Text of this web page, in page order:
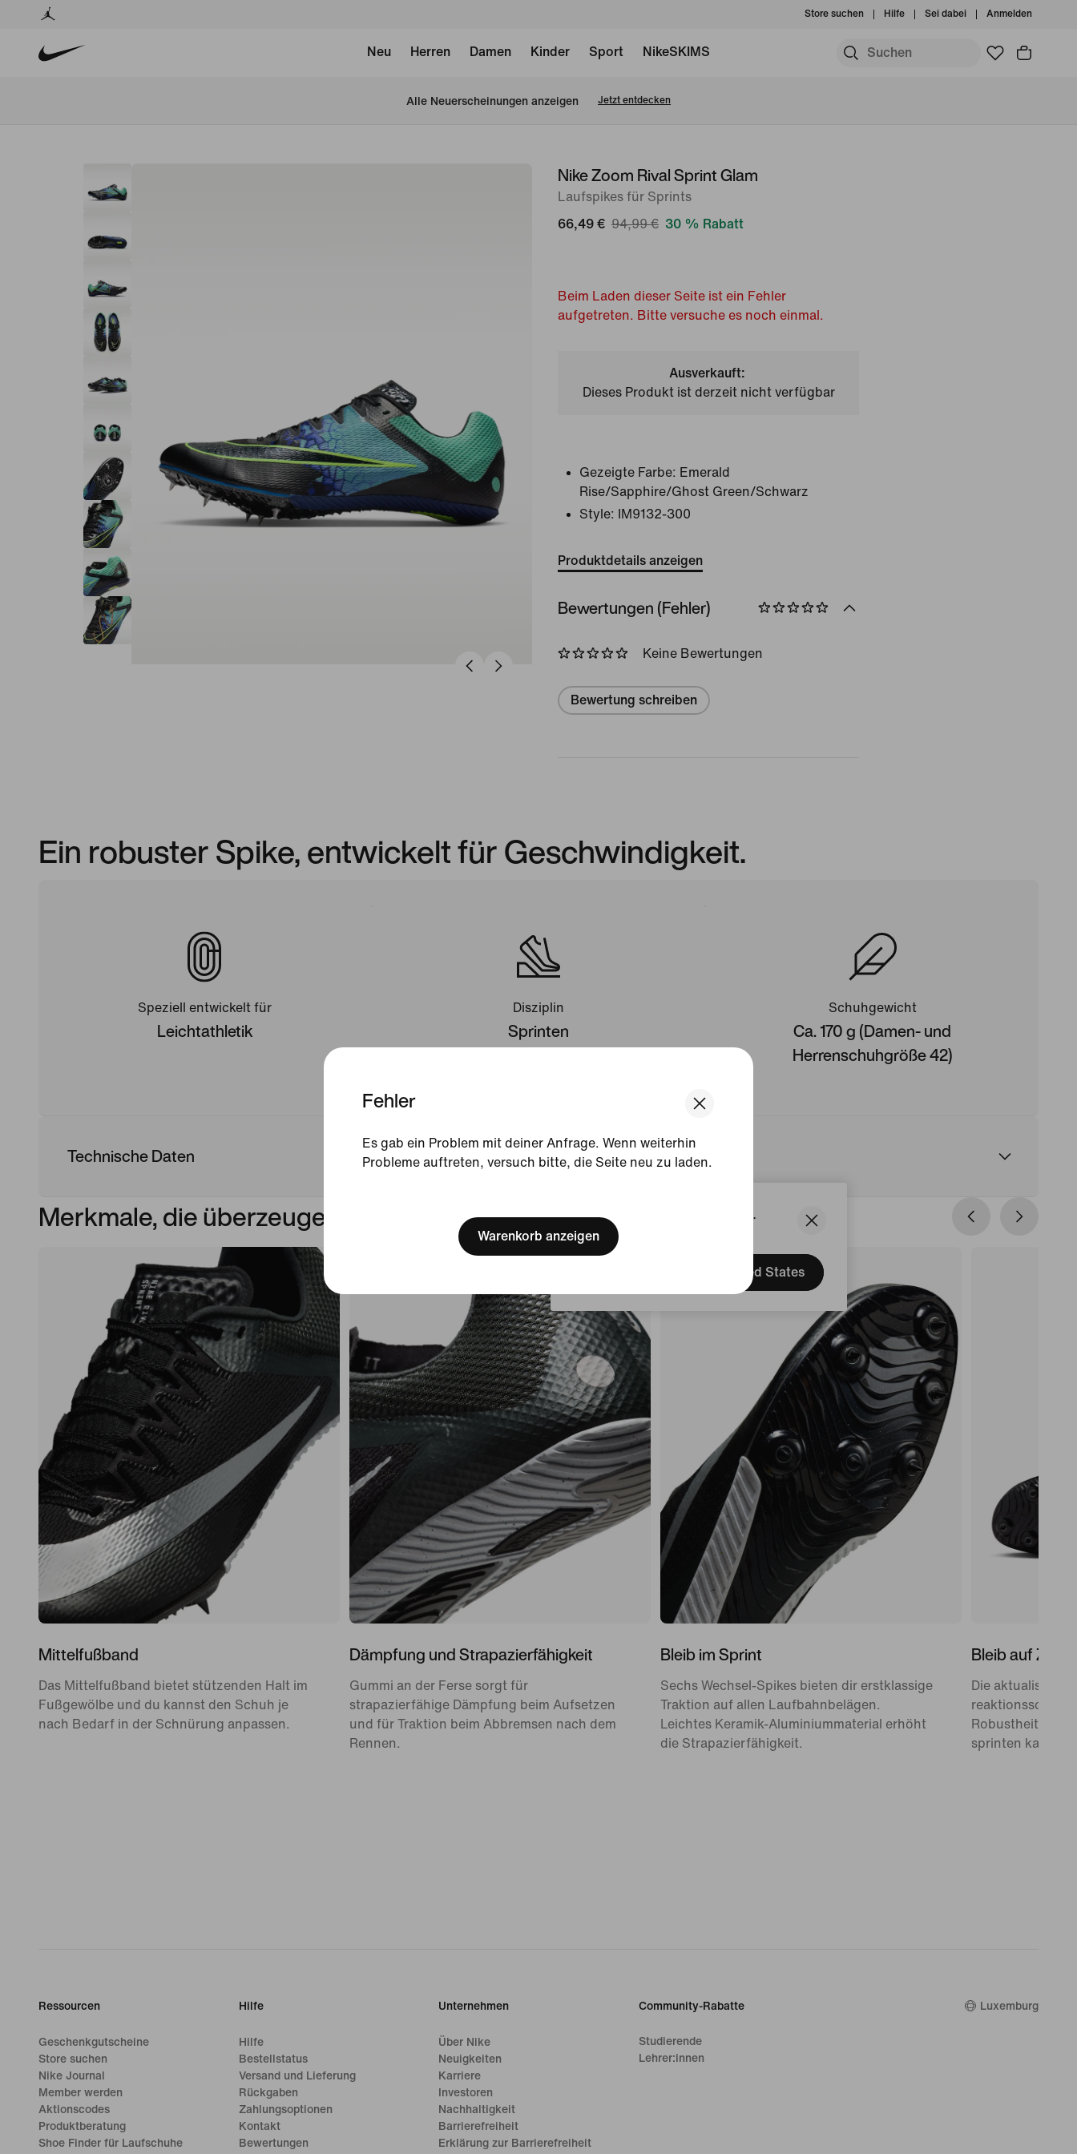
We think you are in United States.
Update your location?
United States
Fehler
Es gab ein Problem mit deiner Anfrage. Wenn weiterhin
Probleme auftreten, versuch bitte, die Seite neu zu laden.
Warenkorb anzeigen
Store suchen Hilfe Sei dabei Anmelden
Neu Herren Damen Kinder Sport NikeSKIMS
Alle Neuerscheinungen anzeigen Jetzt entdecken
Bild 1Nike Zoom Rival Sprint Glam
Laufspikes für Sprints
66,49 € 94,99 € 30 % Rabatt
Beim Laden dieser Seite ist ein Fehler
aufgetreten. Bitte versuche es noch einmal.
Ausverkauft:
Dieses Produkt ist derzeit nicht verfügbar
Gezeigte Farbe: Emerald
Rise/Sapphire/Ghost Green/Schwarz
Style:
IM9132-300
Produktdetails anzeigen
Bewertungen (Fehler)
Keine Bewertungen
Bewertung schreiben
Ein robuster Spike, entwickelt für Geschwindigkeit.
Speziell entwickelt für
Leichtathletik
Disziplin
Sprinten
Schuhgewicht
Ca. 170 g (Damen- und
Herrenschuhgröße 42)
Technische Daten
Merkmale, die überzeugen
Mittelfußband
Das Mittelfußband bietet stützenden Halt im
Fußgewölbe und du kannst den Schuh je
nach Bedarf in der Schnürung anpassen.
Dämpfung und Strapazierfähigkeit
Gummi an der Ferse sorgt für
strapazierfähige Dämpfung beim Aufsetzen
und für Traktion beim Abbremsen nach dem
Rennen.
Bleib im Sprint
Sechs Wechsel-Spikes bieten dir erstklassige
Traktion auf allen Laufbahnbelägen.
Leichtes Keramik-Aluminiummaterial erhöht
die Strapazierfähigkeit.
Bleib auf Zack
Die aktualisierte
reaktionsschnell
Robustheit,
sprinten kannst.
Ressourcen
Geschenkgutscheine
Store suchen
Nike Journal
Member werden
Aktionscodes
Produktberatung
Shoe Finder für Laufschuhe
Hilfe
Hilfe
Bestellstatus
Versand und Lieferung
Rückgaben
Zahlungsoptionen
Kontakt
Bewertungen
Unternehmen
Über Nike
Neuigkeiten
Karriere
Investoren
Nachhaltigkeit
Barrierefreiheit
Erklärung zur Barrierefreiheit
Community-Rabatte
Studierende
Lehrer:innen
Luxemburg